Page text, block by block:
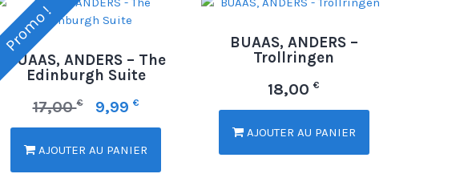
Promo !
BUAAS, ANDERS – The
Edinburgh Suite
17,00€ 9,99 €
AJOUTER AU PANIER
BUAAS, ANDERS –
Trollringen
18,00 €
AJOUTER AU PANIER